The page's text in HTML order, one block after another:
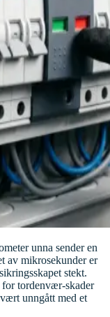
unna sender en
av mikrosekunder er
stekt.
for tordenvær-skader
unngått med et